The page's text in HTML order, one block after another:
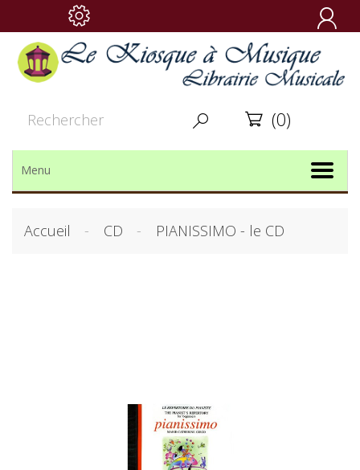

  (0)
Menu
Accueil CD PIANISSIMO - le CD